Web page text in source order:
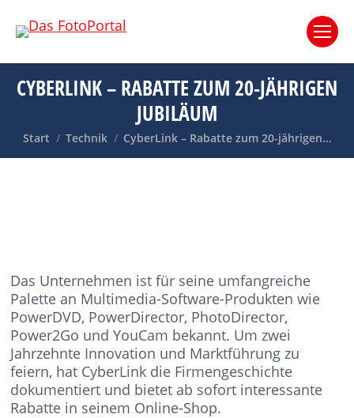
CYBERLINK – RABATTE ZUM 20-JÄHRIGEN
JUBILÄUM
Sie befinden sich hier:
Start Technik CyberLink – Rabatte zum 20-jährigen…
Das Unternehmen ist für seine umfangreiche
Palette an Multimedia-Software-Produkten wie
PowerDVD, PowerDirector, PhotoDirector,
Power2Go und YouCam bekannt. Um zwei
Jahrzehnte Innovation und Marktführung zu
feiern, hat CyberLink die Firmengeschichte
dokumentiert und bietet ab sofort interessante
Rabatte in seinem Online-Shop.